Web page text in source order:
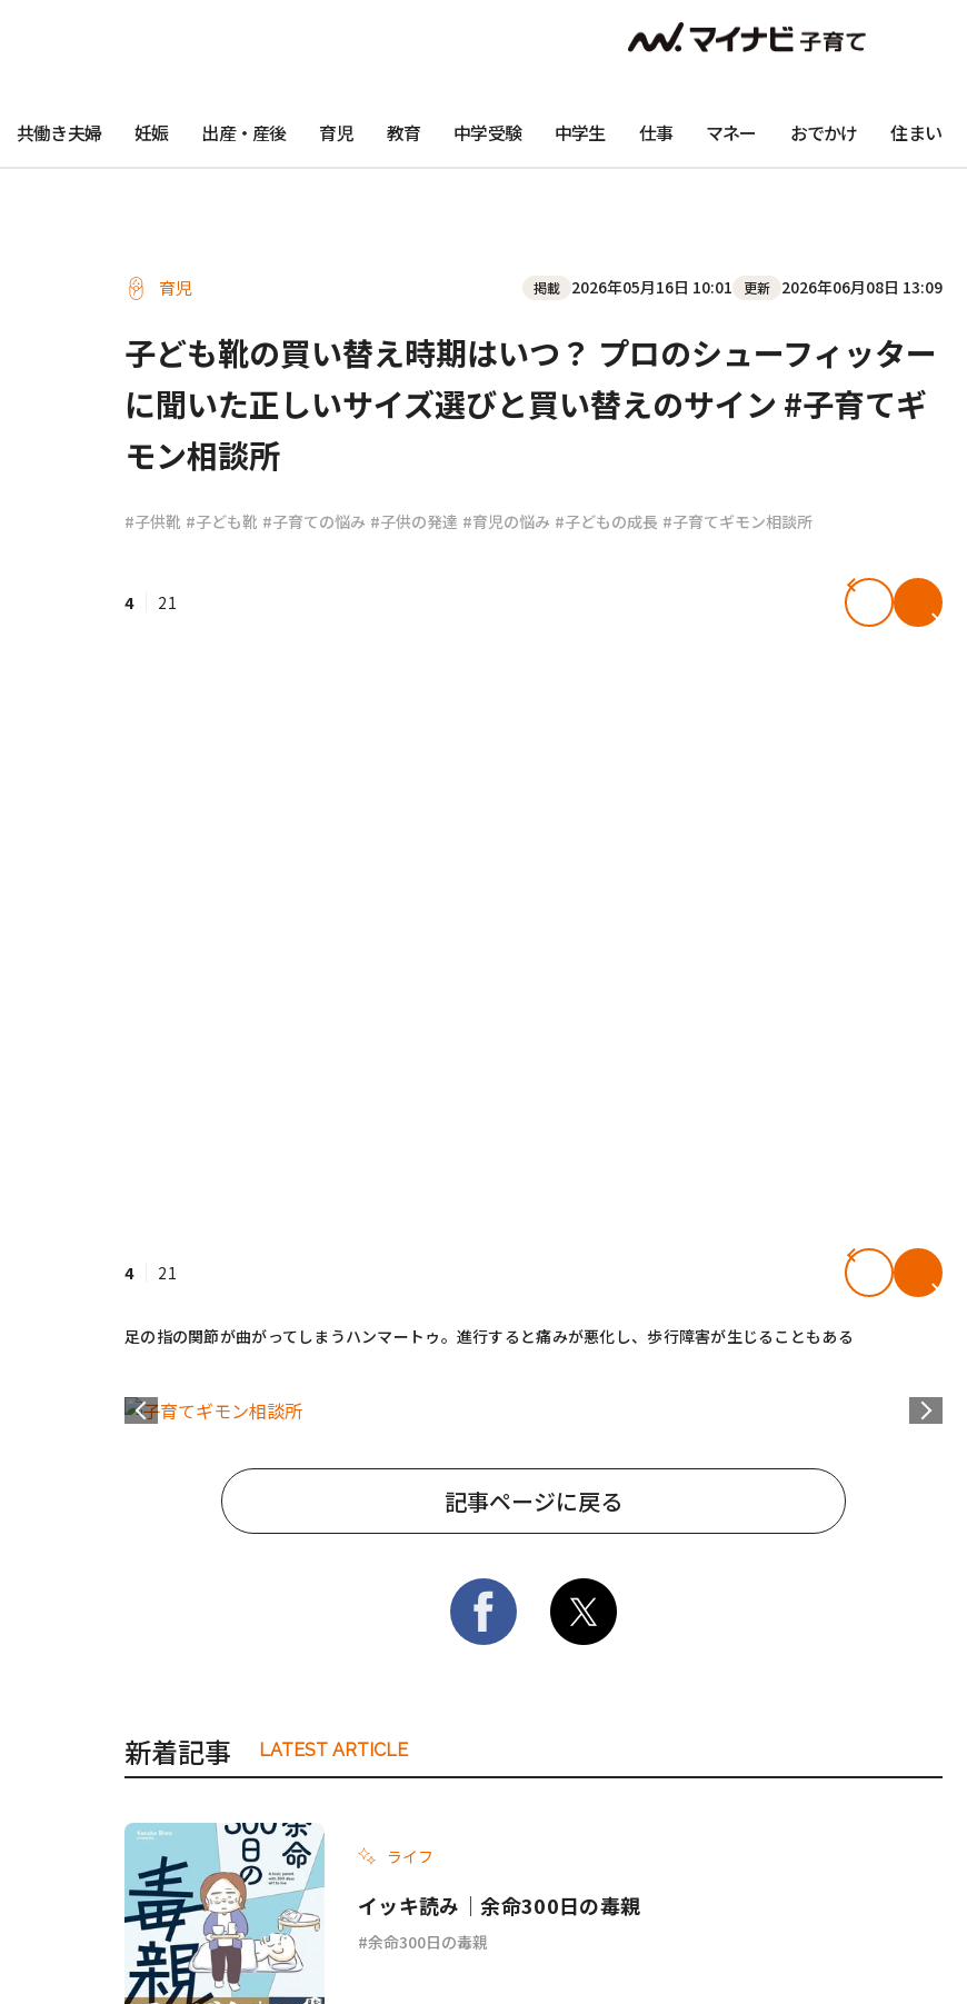
#
共働き夫婦 妊娠 出産・産後 育児 教育 中学受験 中学生 仕事 マネー おでかけ 住まい
育児 掲載 2026年05月16日 10:01 更新 2026年06月08日 13:09
子ども靴の買い替え時期はいつ？ プロのシューフィッター
に聞いた正しいサイズ選びと買い替えのサイン #子育てギ
モン相談所
#子供靴 #子ども靴 #子育ての悩み #子供の発達 #育児の悩み #子どもの成長 #子育てギモン相談所
4 21
4 21
足の指の関節が曲がってしまうハンマートゥ。進行すると痛みが悪化し、歩行障害が生じることもある
記事ページに戻る
新着記事 LATEST ARTICLE
ライフ
イッキ読み｜余命300日の毒親
余命300日の毒親